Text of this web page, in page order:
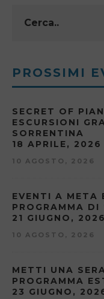
PROSSIMI
SECRET OF
ESCURSIONI
SORRENTINA
18 APRILE,
10 AGOSTO, 2026
EVENTI A META
PROGRAMMA DI
21 GIUGNO,
10 AGOSTO, 2026
METTI UNA
PROGRAMMA
23 GIUGNO,